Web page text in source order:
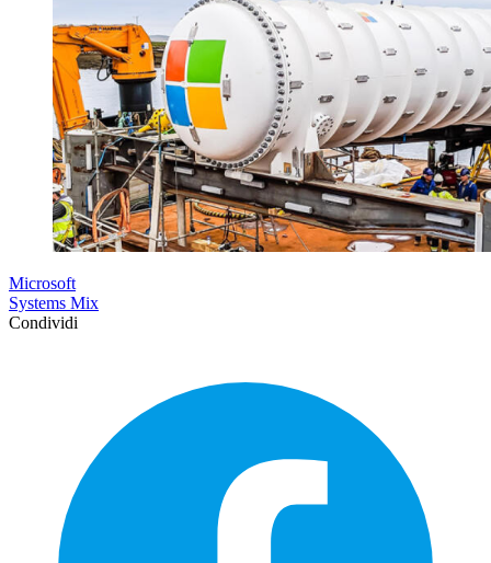
Microsoft
Systems Mix
Condividi